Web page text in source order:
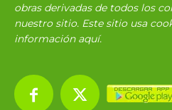
obras derivadas de todos los
nuestro sitio. Este sitio usa
información aquí.